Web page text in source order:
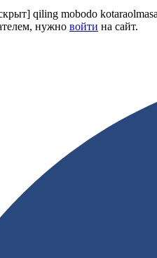
qiling mobodo
нужно войти на сайт.